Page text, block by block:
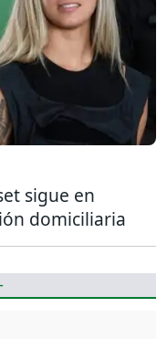
sigue en
domiciliaria